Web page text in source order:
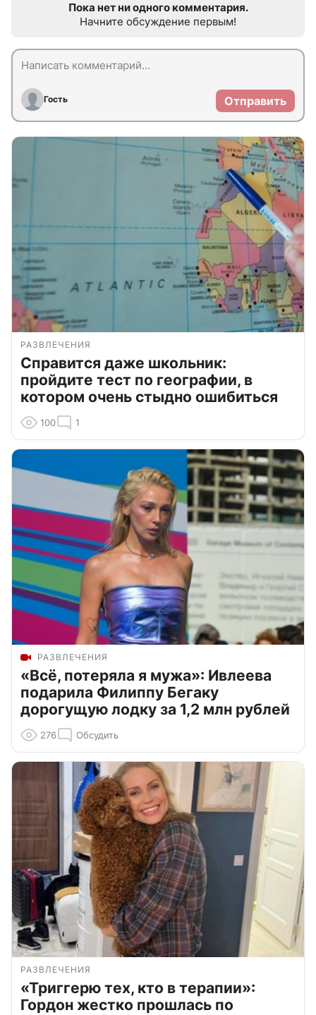
Пока нет ни одного комментария.
Начните обсуждение первым!
Гость Отправить
РАЗВЛЕЧЕНИЯ
Справится даже школьник:
пройдите тест по географии, в
котором очень стыдно ошибиться
100 1
РАЗВЛЕЧЕНИЯ
«Всё, потеряла я мужа»: Ивлеева
подарила Филиппу Бегаку
дорогущую лодку за 1,2 млн рублей
276 Обсудить
РАЗВЛЕЧЕНИЯ
«Триггерю тех, кто в терапии»:
Гордон жестко прошлась по